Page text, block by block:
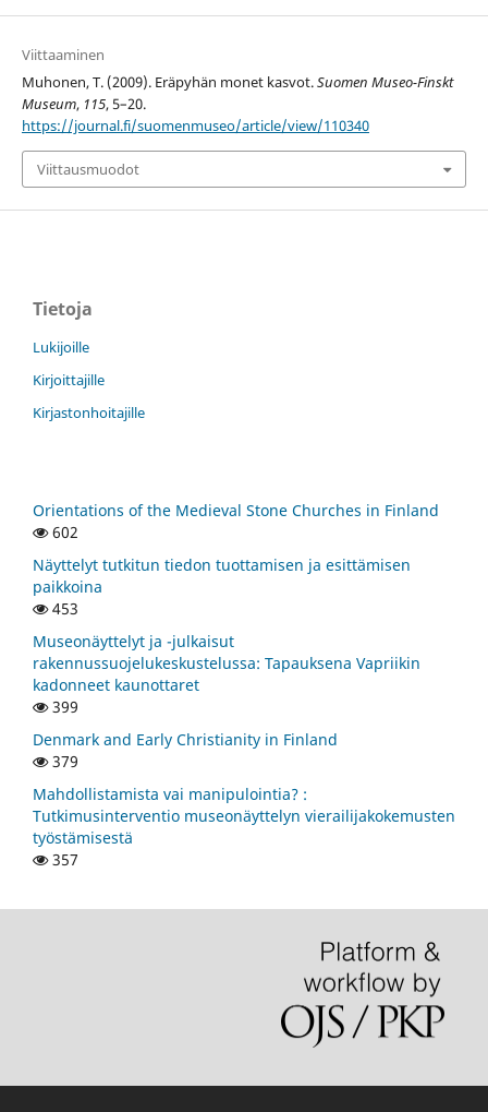
Viittaaminen
Muhonen, T. (2009). Eräpyhän monet kasvot.Suomen Museo-Finskt
Museum, 115, 5–20.
https://journal.fi/suomenmuseo/article/view/110340
Viittausmuodot
Tietoja
Lukijoille
Kirjoittajille
Kirjastonhoitajille
Orientations of the Medieval Stone Churches in Finland
602
Näyttelyt tutkitun tiedon tuottamisen ja esittämisen
paikkoina
453
Museonäyttelyt ja -julkaisut
rakennussuojelukeskustelussa: Tapauksena Vapriikin
kadonneet kaunottaret
399
Denmark and Early Christianity in Finland
379
Mahdollistamista vai manipulointia? :
Tutkimusinterventio museonäyttelyn vierailijakokemusten
työstämisestä
357